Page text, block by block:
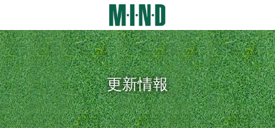
テ
ン
ツ
に
移
動
ゲ
ー
シ
ョ
ン
に
移
動
更新情報